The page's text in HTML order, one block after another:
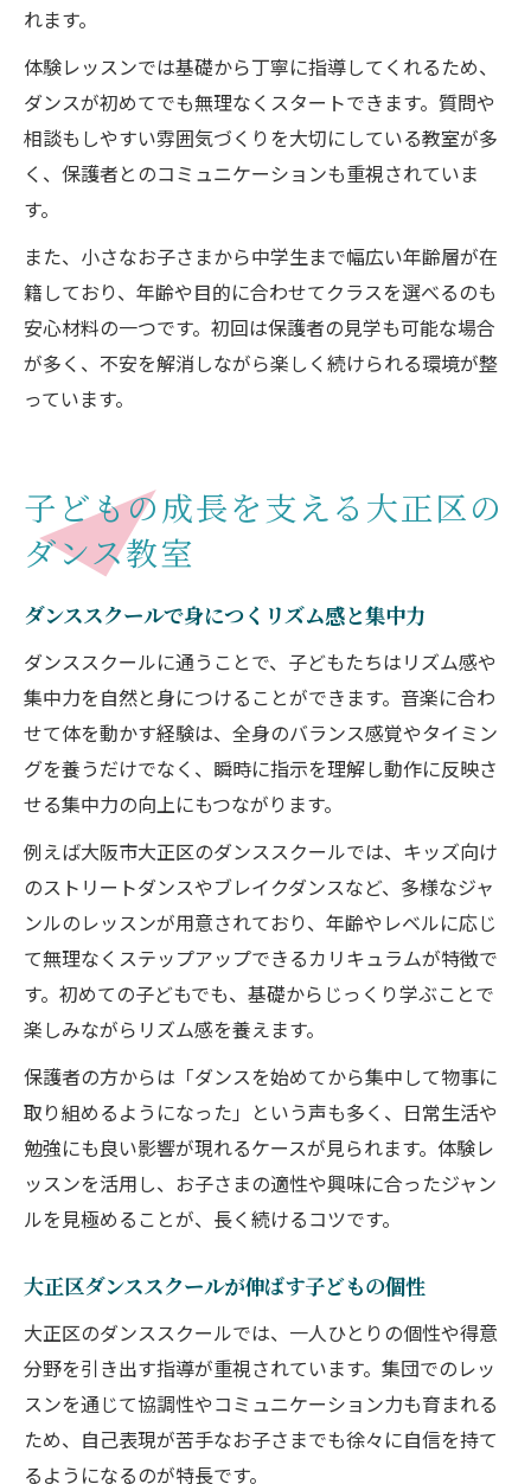
れます。
体験レッスンでは基礎から丁寧に指導してくれるため、
ダンスが初めてでも無理なくスタートできます。質問や
相談もしやすい雰囲気づくりを大切にしている教室が多
く、保護者とのコミュニケーションも重視されていま
す。
また、小さなお子さまから中学生まで幅広い年齢層が在
籍しており、年齢や目的に合わせてクラスを選べるのも
安心材料の一つです。初回は保護者の見学も可能な場合
が多く、不安を解消しながら楽しく続けられる環境が整
っています。
子どもの成長を支える大正区の
ダンス教室
ダンススクールで身につくリズム感と集中力
ダンススクールに通うことで、子どもたちはリズム感や
集中力を自然と身につけることができます。音楽に合わ
せて体を動かす経験は、全身のバランス感覚やタイミン
グを養うだけでなく、瞬時に指示を理解し動作に反映さ
せる集中力の向上にもつながります。
例えば大阪市大正区のダンススクールでは、キッズ向け
のストリートダンスやブレイクダンスなど、多様なジャ
ンルのレッスンが用意されており、年齢やレベルに応じ
て無理なくステップアップできるカリキュラムが特徴で
す。初めての子どもでも、基礎からじっくり学ぶことで
楽しみながらリズム感を養えます。
保護者の方からは「ダンスを始めてから集中して物事に
取り組めるようになった」という声も多く、日常生活や
勉強にも良い影響が現れるケースが見られます。体験レ
ッスンを活用し、お子さまの適性や興味に合ったジャン
ルを見極めることが、長く続けるコツです。
大正区ダンススクールが伸ばす子どもの個性
大正区のダンススクールでは、一人ひとりの個性や得意
分野を引き出す指導が重視されています。集団でのレッ
スンを通じて協調性やコミュニケーション力も育まれる
ため、自己表現が苦手なお子さまでも徐々に自信を持て
るようになるのが特長です。